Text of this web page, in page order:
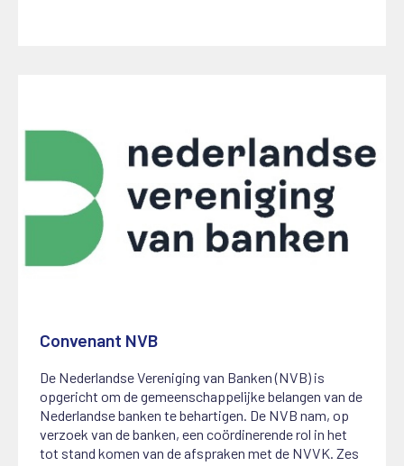
Convenant NVB
1 juli 2025
De Nederlandse Vereniging van Banken (NVB) is
opgericht om de gemeenschappelijke belangen van de
Nederlandse banken te behartigen. De NVB nam, op
verzoek van de banken, een coördinerende rol in het
tot stand komen van de afspraken met de NVVK. Zes